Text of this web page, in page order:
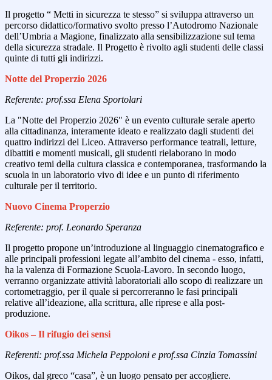
Il progetto “ Metti in sicurezza te stesso” si sviluppa attraverso un
percorso didattico/formativo svolto presso l’Autodromo Nazionale
dell’Umbria a Magione, finalizzato alla sensibilizzazione sul tema
della sicurezza stradale. Il Progetto è rivolto agli studenti delle classi
quinte di tutti gli indirizzi.
Notte del Properzio 2026
Referente: prof.ssa Elena Sportolari
La "Notte del Properzio 2026" è un evento culturale serale aperto
alla cittadinanza, interamente ideato e realizzato dagli studenti dei
quattro indirizzi del Liceo. Attraverso performance teatrali, letture,
dibattiti e momenti musicali, gli studenti rielaborano in modo
creativo temi della cultura classica e contemporanea, trasformando la
scuola in un laboratorio vivo di idee e un punto di riferimento
culturale per il territorio.
Nuovo Cinema Properzio
Referente: prof. Leonardo Speranza
Il progetto propone un’introduzione al linguaggio cinematografico e
alle principali professioni legate all’ambito del cinema - esso, infatti,
ha la valenza di Formazione Scuola-Lavoro. In secondo luogo,
verranno organizzate attività laboratoriali allo scopo di realizzare un
cortometraggio, per il quale si percorreranno le fasi principali
relative all’ideazione, alla scrittura, alle riprese e alla post-
produzione.
Oikos – Il rifugio dei sensi
Referenti: prof.ssa Michela Peppoloni e prof.ssa Cinzia Tomassini
Oikos, dal greco “casa”, è un luogo pensato per accogliere.